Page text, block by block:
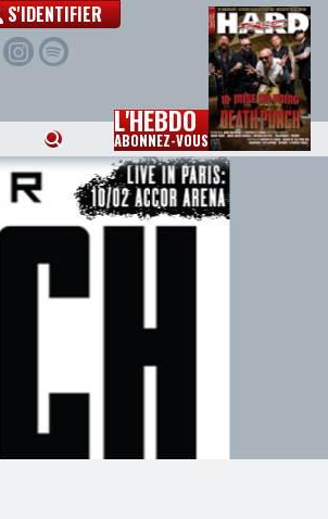
S'IDENTIFIER
L'HEBDO
ABONNEZ-VOUS